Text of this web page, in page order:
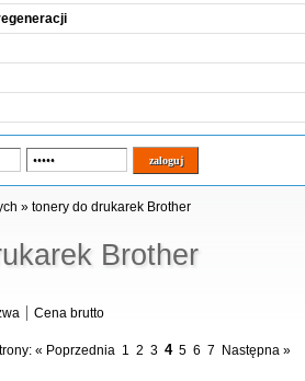
Brother
»tonery do drukarek Brother
Cena brutto
« Poprzednia 1 2 3 4 5 6 7 Następna »